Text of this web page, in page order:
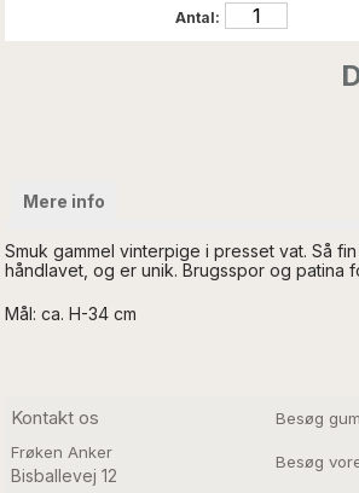
Antal:
Mere info
Smuk gammel vinterpige i presset vat. Så
håndlavet, og er unik. Brugsspor og patina
Mål: ca. H-34 cm
Kontakt os
Frøken Anker
Bisballevej 12
Besøg
Besøg